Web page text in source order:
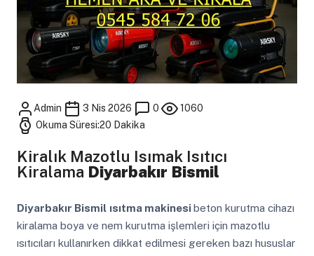
Admin 3 Nis 2026 0
1060
Okuma Süresi:20 Dakika
Kiralık Mazotlu Isımak Isıtıcı
Kiralama Diyarbakır Bismil
Diyarbakır Bismil ısıtma makinesibeton kurutma cihazı
kiralama boya ve nem kurutma işlemleri için mazotlu
ısıtıcıları kullanırken dikkat edilmesi gereken bazı hususlar